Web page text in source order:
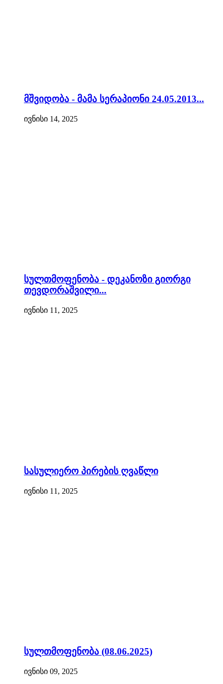
მშვიდობა - მამა სერაპიონი 24.05.2013...
ივნისი 14, 2025
სულთმოფენობა - დეკანოზი გიორგი
თევდორაშვილი...
ივნისი 11, 2025
სასულიერო პირების ღვაწლი
ივნისი 11, 2025
სულთმოფენობა (08.06.2025)
ივნისი 09, 2025